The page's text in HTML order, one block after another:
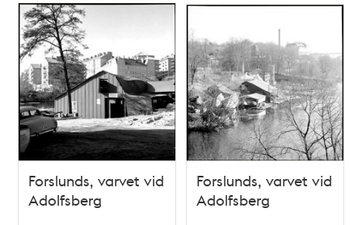
Forslunds, varvet vid
Adolfsberg
Forslunds, varvet vid
Adolfsberg